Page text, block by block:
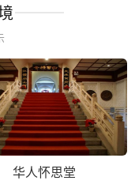
华人怀思堂